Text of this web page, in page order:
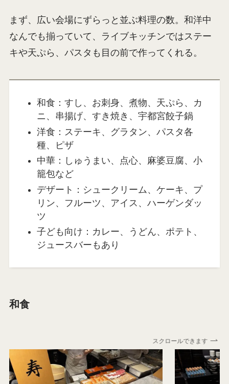
まず、広い会場にずらっと並ぶ料理の数。和洋中
なんでも揃っていて、ライブキッチンではステー
キや天ぷら、パスタも目の前で作ってくれる。
和食：すし、お刺身、煮物、天ぷら、カ
ニ、串揚げ、すき焼き、宇都宮餃子鍋
洋食：ステーキ、グラタン、パスタ各
種、ピザ
中華：しゅうまい、点心、麻婆豆腐、小
籠包など
デザート：シュークリーム、ケーキ、プ
リン、フルーツ、アイス、ハーゲンダッ
ツ
子ども向け：カレー、うどん、ポテト、
ジュースバーもあり
和食
スクロールできます